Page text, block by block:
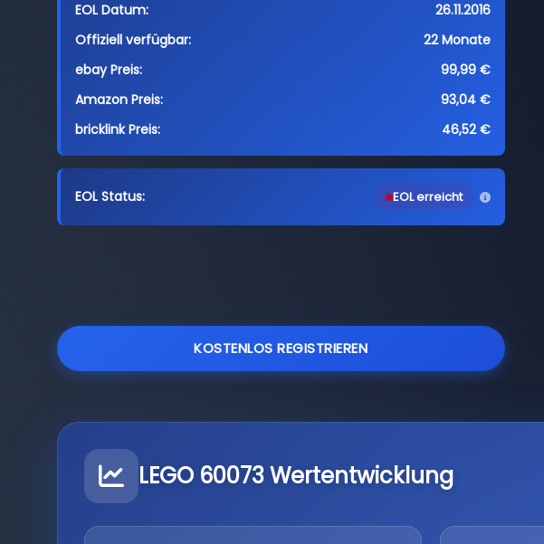
EOL Datum:
26.11.2016
Offiziell verfügbar:
22 Monate
ebay Preis:
99,99 €
Amazon Preis:
93,04 €
bricklink Preis:
46,52 €
EOL Status: EOL erreicht
KOSTENLOS REGISTRIEREN
LEGO 60073 Wertentwicklung